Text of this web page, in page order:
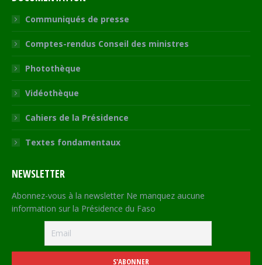
Communiqués de presse
Comptes-rendus Conseil des ministres
Photothèque
Vidéothèque
Cahiers de la Présidence
Textes fondamentaux
NEWSLETTER
Abonnez-vous à la newsletter Ne manquez aucune
information sur la Présidence du Faso